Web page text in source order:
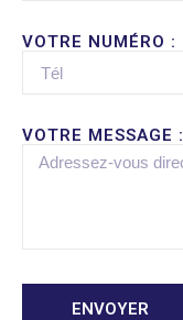
VOTRE NUMÉRO :
VOTRE MESSAGE :
ENVOYER